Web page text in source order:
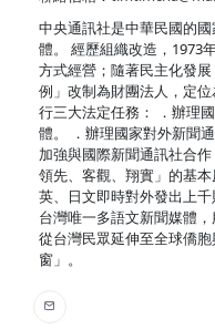
中央通訊社是中華民國的
體。 經歷組織改造，1973
方式經營；隨著民主化發
例」改制為財團法人，定
行三大法定任務： ．辦理
體。 ．辦理國家對外新聞
加強與國際新聞通訊社合作
領先、客觀、翔實」的基本
英、日文即時對外發出上
台灣唯一多語文新聞媒體
從台灣民眾延伸至全球僑
窗」。